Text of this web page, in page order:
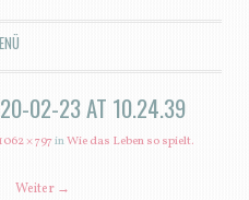
02-23 AT 10.24.39
1062 × 797inWie das Leben so spielt.
Weiter →